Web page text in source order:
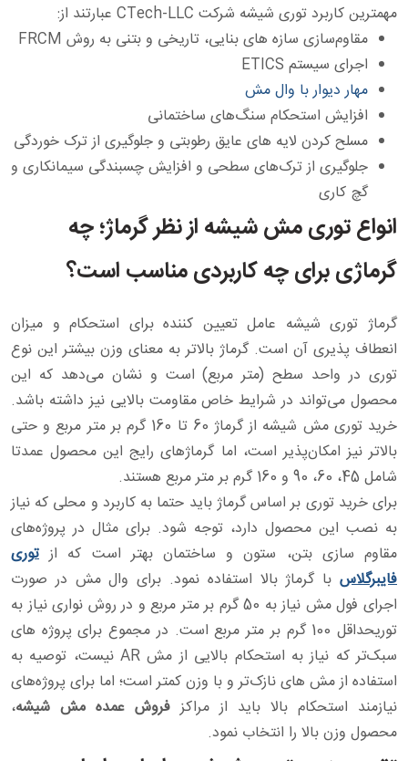
مهمترین کاربرد توری شیشه شرکت CTech-LLC عبارتند از:
مقاوم‌سازی سازه‌ های بنایی، تاریخی و بتنی به روش FRCM
اجرای سیستم ETICS
مهار دیوار با وال مش
افزایش استحکام سنگ‌های ساختمانی
مسلح کردن لایه‌ های عایق رطوبتی و جلوگیری از ترک خوردگی
جلوگیری از ترک‌های سطحی و افزایش چسبندگی سیمانکاری و
گچ کاری
انواع توری مش شیشه از نظر گرماژ؛ چه
گرماژی برای چه کاربردی مناسب است؟
گرماژ توری شیشه عامل تعیین کننده برای استحکام و میزان
انعطاف پذیری آن است. گرماژ بالاتر به معنای وزن بیشتر این نوع
توری در واحد سطح (متر مربع) است و نشان می‌دهد که این
محصول می‌تواند در شرایط خاص مقاومت بالایی نیز داشته باشد.
خرید توری مش شیشه از گرماژ 60 تا 160 گرم بر متر مربع و حتی
بالاتر نیز امکان‌پذیر است، اما گرماژهای رایج این محصول عمدتا
شامل 45، 60، 90 و 160 گرم بر متر مربع هستند.
برای خرید توری بر اساس گرماژ باید حتما به کاربرد و محلی که نیاز
به نصب این محصول دارد، توجه شود. برای مثال در پروژه‌های
مقاوم سازی بتن، ستون و ساختمان بهتر است که از توری
فایبرگلاس با گرماژ بالا استفاده نمود. برای وال مش در صورت
اجرای فول مش نیاز به 50 گرم بر متر مربع و در روش نواری نیاز به
توریحداقل 100 گرم بر متر مربع است. در مجموع برای پروژه‌ های
سبک‌تر که نیاز به استحکام بالایی از مش AR نیست، توصیه به
استفاده از مش‌ های نازک‌تر و با وزن کمتر است؛ اما برای پروژه‌های
نیازمند استحکام بالا باید از مراکز فروش عمده مش شیشه،
محصول وزن بالا را انتخاب نمود.